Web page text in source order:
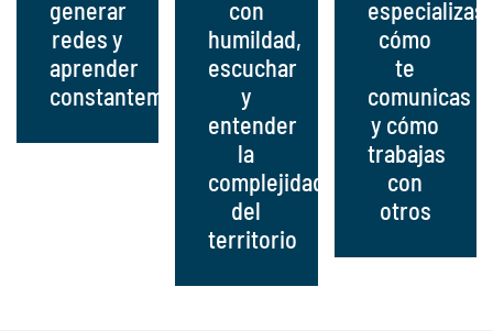
generar
redes y
aprender
constantemente.
con
humildad,
escuchar
y
entender
la
complejidad
del
territorio
especializas,
cómo
te
comunicas
y cómo
trabajas
con
otros